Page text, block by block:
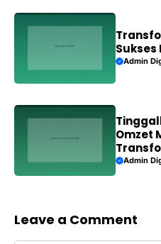
Sukses
Admin
Omzet
Admin
Leave a Comment